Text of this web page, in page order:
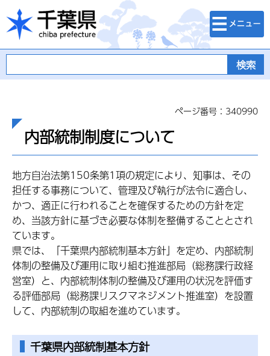
千葉県
検索・メニュ
ー
ページ番号：340990
内部統制制度について
地方自治法第150条第1項の規定により、知事は、その
担任する事務について、管理及び執行が法令に適合し、
かつ、適正に行われることを確保するための方針を定
め、当該方針に基づき必要な体制を整備することとされ
ています。
県では、「千葉県内部統制基本方針」を定め、内部統制
体制の整備及び運用に取り組む推進部局（総務課行政経
営室）と、内部統制体制の整備及び運用の状況を評価す
る評価部局（総務課リスクマネジメント推進室）を設置
して、内部統制の取組を進めています。
千葉県内部統制基本方針